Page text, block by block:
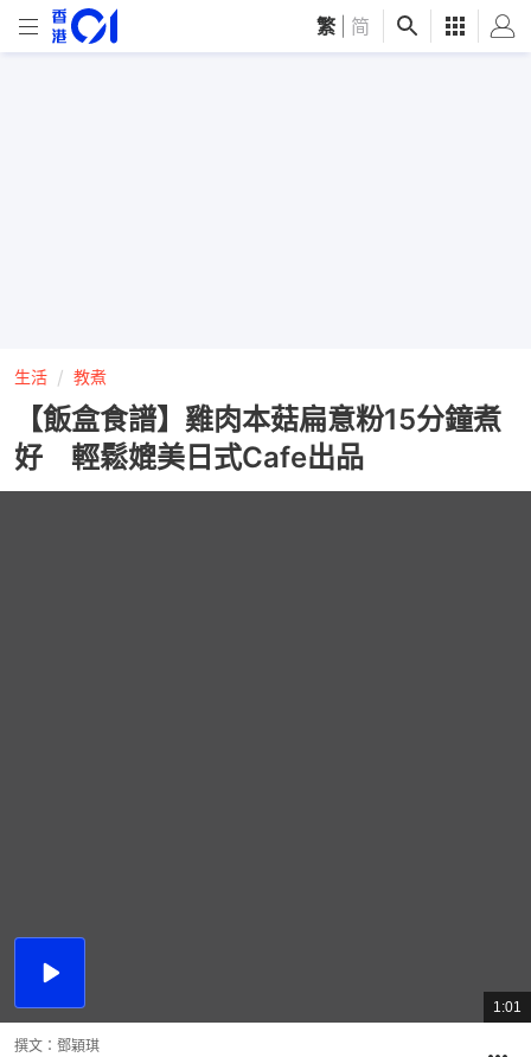
繁 简
生活 教煮
【飯盒食譜】雞肉本菇扁意粉15分鐘煮
好 輕鬆媲美日式Cafe出品
播
總
共
1:01
撰文： 鄧穎琪